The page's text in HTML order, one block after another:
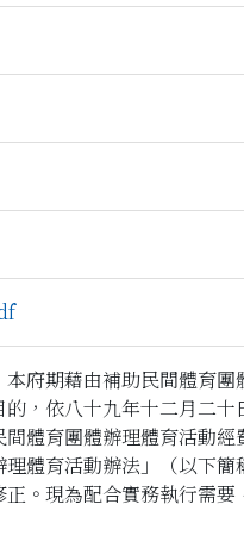
府期藉由補助民間體育
，依八十九年十二月二
體育團體辦理體育活動
體育活動辦法」（以下
。現為配合實務執行需